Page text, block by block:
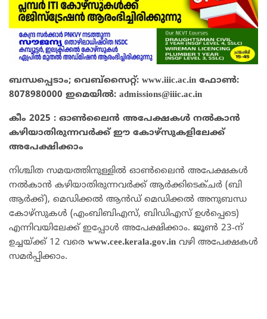
ബന്ധപ്പെടാം; വെബ്‌സൈറ്റ്: www.iiic.ac.in ഫോണ്‍:
8078980000 ഇമെയില്‍: admissions@iiic.ac.in
കീം 2025 : ഓൺലൈൻ അപേക്ഷകൾ നൽകാൻ
കഴിയാതിരുന്നവർക്ക് ഈ കോഴ്‌സുകളിലേക്ക്
അപേക്ഷിക്കാം
നിശ്ചിത സമയത്തിനുള്ളിൽ ഓൺലൈൻ അപേക്ഷകൾ
നൽകാൻ കഴിയാതിരുന്നവർക്ക് ആർക്കിടെക്ചർ (ബി
ആർക്ക്), മെഡിക്കൽ ആൻഡ് മെഡിക്കൽ അനുബന്ധ
കോഴ്സുകൾ (എംബിബിഎസ്, ബിഡിഎസ് ഉൾപ്പെടെ)
എന്നിവയിലേക്ക് ഇപ്പോൾ അപേക്ഷിക്കാം. ജൂൺ 23-ന്
ഉച്ചയ്ക്ക് 12 വരെ www.cee.kerala.gov.in വഴി അപേക്ഷകൾ
സമർപ്പിക്കാം.